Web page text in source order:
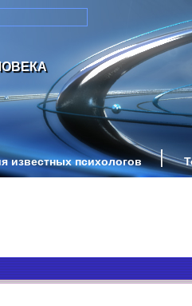
известных психологов